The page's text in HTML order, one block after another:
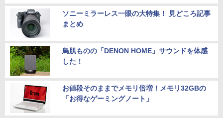
ソニーミラーレス一眼の大特集！ 見どころ記事
まとめ
鳥肌ものの「DENON HOME」サウンドを体感
した！
お値段そのままでメモリ倍増！メモリ32GBの
「お得なゲーミングノート」